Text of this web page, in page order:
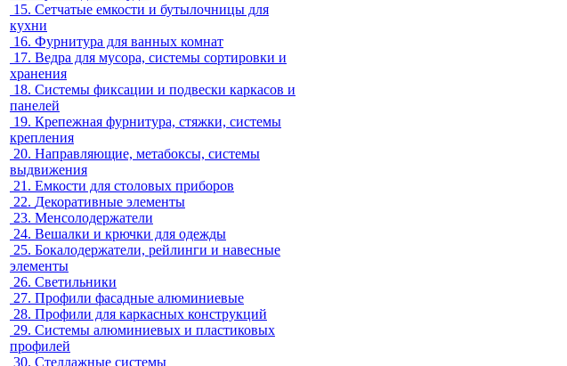
15. Сетчатые емкости и бутылочницы для
кухни
16. Фурнитура для ванных комнат
17. Ведра для мусора, системы сортировки и
хранения
18. Системы фиксации и подвески каркасов и
панелей
19. Крепежная фурнитура, стяжки, системы
крепления
20. Направляющие, метабоксы, системы
выдвижения
21. Емкости для столовых приборов
22. Декоративные элементы
23. Менсолодержатели
24. Вешалки и крючки для одежды
25. Бокалодержатели, рейлинги и навесные
элементы
26. Светильники
27. Профили фасадные алюминиевые
28. Профили для каркасных конструкций
29. Системы алюминиевых и пластиковых
профилей
30. Стеллажные системы